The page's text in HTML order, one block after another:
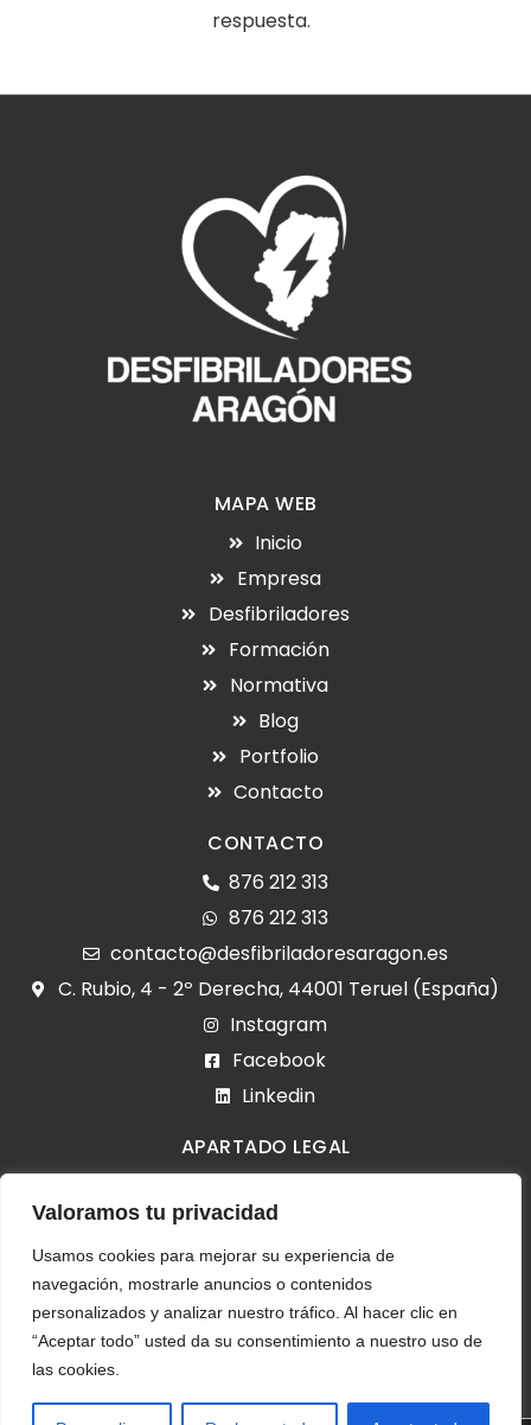
Valoramos tu privacidad
Usamos cookies para mejorar su experiencia de
navegación, mostrarle anuncios o contenidos
personalizados y analizar nuestro tráfico. Al hacer clic en
“Aceptar todo” usted da su consentimiento a nuestro uso de
las cookies.
respuesta.
MAPA WEB
Inicio
Empresa
Desfibriladores
Formación
Normativa
Blog
Portfolio
Contacto
CONTACTO
876 212 313
876 212 313
contacto@desfibriladoresaragon.es
C. Rubio, 4 - 2º Derecha, 44001 Teruel (España)
Instagram
Facebook
Linkedin
APARTADO LEGAL
Política de cookies
Política de privacidad
Declaración de accesibilidad